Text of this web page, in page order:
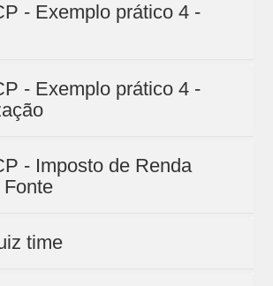
- Exemplo prático 4 -
- Exemplo prático 4 -
- Imposto de Renda
time